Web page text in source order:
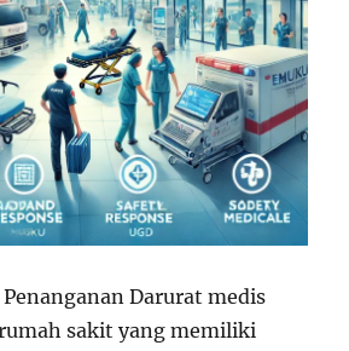
Darurat medis
sakit yang memiliki